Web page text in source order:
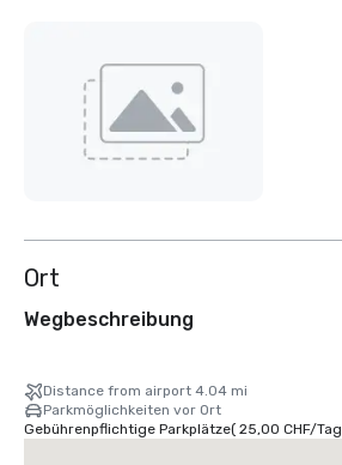
Ort
Wegbeschreibung
Distance from airport 4.04 mi
Parkmöglichkeiten vor Ort
Gebührenpflichtige Parkplätze( 25,00 CHF/Tag